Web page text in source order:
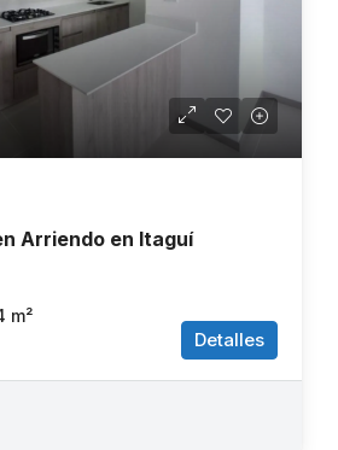
Arriendo en Itaguí
m²
Detalles